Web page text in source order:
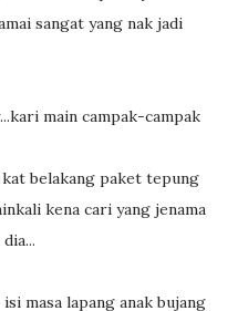
sangat yang nak jadi
main campak-campak
belakang paket tepung
kena cari yang jenama
masa lapang anak bujang